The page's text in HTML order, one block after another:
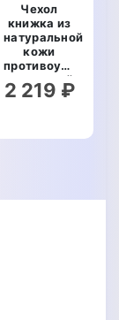
Чехол
книжка из
натуральной
кожи
противоударный
магнитный
для
"CLASIC"
2 219 ₽